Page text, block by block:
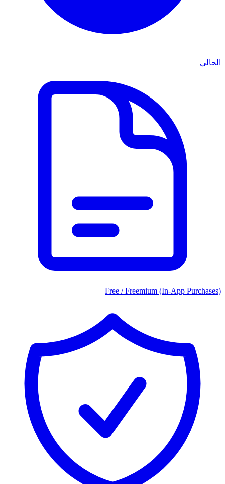
الحالي
Free / Freemium (In-App Purchases)